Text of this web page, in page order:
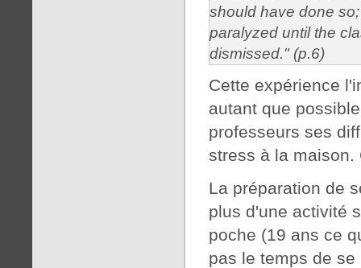
should have done
paralyzed until the
dismissed." (p.6)
Cette expérience
autant que
professeurs ses
stress à la maison.
La préparation de
plus d'une activité
poche (19 ans ce
pas le temps de